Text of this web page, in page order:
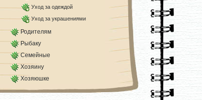
Уход за одеждой
Уход за украшениями
Родителям
Рыбаку
Семейные
Хозяину
Хозяюшке